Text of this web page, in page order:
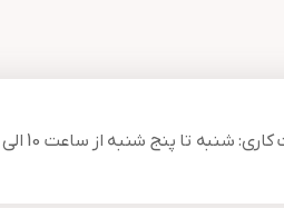
شنبه تا پنج شنبه از ساعت 10 الی 19